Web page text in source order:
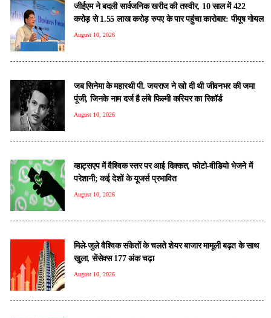
जीईएम ने बदली सार्वजनिक खरीद की तस्वीर, 10 साल में 422
करोड़ से 1.55 लाख करोड़ रुपए के पार पहुंचा कारोबार: पीयूष गोयल
August 10, 2026
जब सिनेमा के महारथी पी. जयराज ने खो दी थी जीवनभर की जमा
पूंजी, जिनके नाम दर्ज है लंबे फिल्मी करियर का रिकॉर्ड
August 10, 2026
व्हाट्सएप में वैश्विक स्तर पर आई दिक्कत, फोटो-वीडियो भेजने में
परेशानी; कई देशों के यूजर्स प्रभावित
August 10, 2026
मिले-जुले वैश्विक संकेतों के चलते शेयर बाजार मामूली बढ़त के साथ
खुला, सेंसेक्स 177 अंक चढ़ा
August 10, 2026